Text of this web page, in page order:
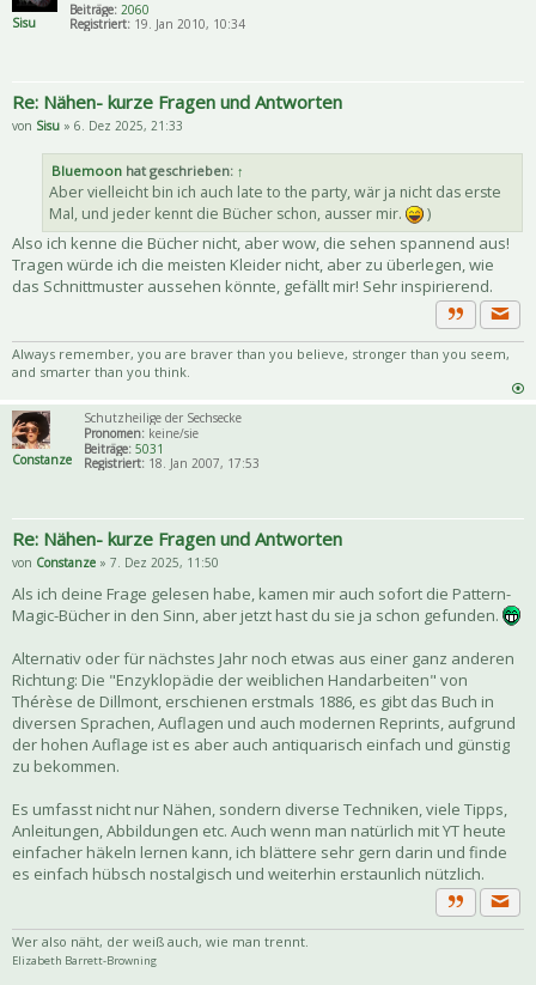
Sisu
Beiträge: 2060
Registriert:19. Jan 2010, 10:34
Re: Nähen- kurze Fragen und Antworten
von Sisu » 6. Dez 2025, 21:33
Bluemoon hat geschrieben: ↑
Aber vielleicht bin ich auch late to the party, wär ja nicht das erste
Mal, und jeder kennt die Bücher schon, ausser mir.
)
Also ich kenne die Bücher nicht, aber wow, die sehen spannend aus!
Tragen würde ich die meisten Kleider nicht, aber zu überlegen, wie
das Schnittmuster aussehen könnte, gefällt mir! Sehr inspirierend.
Zitat
Always remember, you are braver than you believe, stronger than you seem,
and smarter than you think.
Constanze
Schutzheilige der Sechsecke
Pronomen: keine/sie
Beiträge: 5031
Registriert: 18. Jan 2007, 17:53
Re: Nähen- kurze Fragen und Antworten
von Constanze » 7. Dez 2025, 11:50
Als ich deine Frage gelesen habe, kamen mir auch sofort die Pattern-
Magic-Bücher in den Sinn, aber jetzt hast du sie ja schon gefunden.
Alternativ oder für nächstes Jahr noch etwas aus einer ganz anderen
Richtung: Die "Enzyklopädie der weiblichen Handarbeiten" von
Thérèse de Dillmont, erschienen erstmals 1886, es gibt das Buch in
diversen Sprachen, Auflagen und auch modernen Reprints, aufgrund
der hohen Auflage ist es aber auch antiquarisch einfach und günstig
zu bekommen.
Es umfasst nicht nur Nähen, sondern diverse Techniken, viele Tipps,
Anleitungen, Abbildungen etc. Auch wenn man natürlich mit YT heute
einfacher häkeln lernen kann, ich blättere sehr gern darin und finde
es einfach hübsch nostalgisch und weiterhin erstaunlich nützlich.
Zitat
Wer also näht, der weiß auch, wie man trennt.
Elizabeth Barrett-Browning